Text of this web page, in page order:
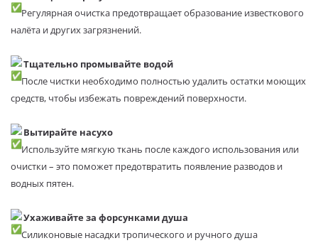
Регулярная очистка предотвращает образование известкового
налёта и других загрязнений.
Тщательно промывайте водой
После чистки необходимо полностью удалить остатки моющих
средств, чтобы избежать повреждений поверхности.
Вытирайте насухо
Используйте мягкую ткань после каждого использования или
очистки – это поможет предотвратить появление разводов и
водных пятен.
Ухаживайте за форсунками душа
Силиконовые насадки тропического и ручного душа